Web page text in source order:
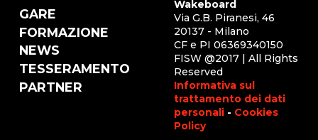
GARE
FORMAZIONE
NEWS
TESSERAMENTO
PARTNER
Wakeboard
Via G.B. Piranesi, 46
20137 - Milano
CF e PI 06369340150
FISW @2017 | All Rights
Reserved
Informativa sul
trattamento dei dati
personali - Cookies
Policy